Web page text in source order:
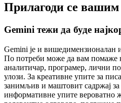
Прилагоди се вашим
Gemini тежи да буде
Gemini је и вишедимензионалан
По потреби може да вам помаже
аналитичар, програмер, лични
улози. За креативне упите за
занимљив и маштовит садржај за
информативне упите вероватно